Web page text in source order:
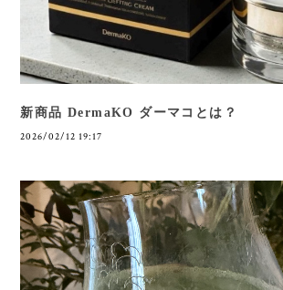
新商品 DermaKO ダーマコとは？
2026/02/12 19:17